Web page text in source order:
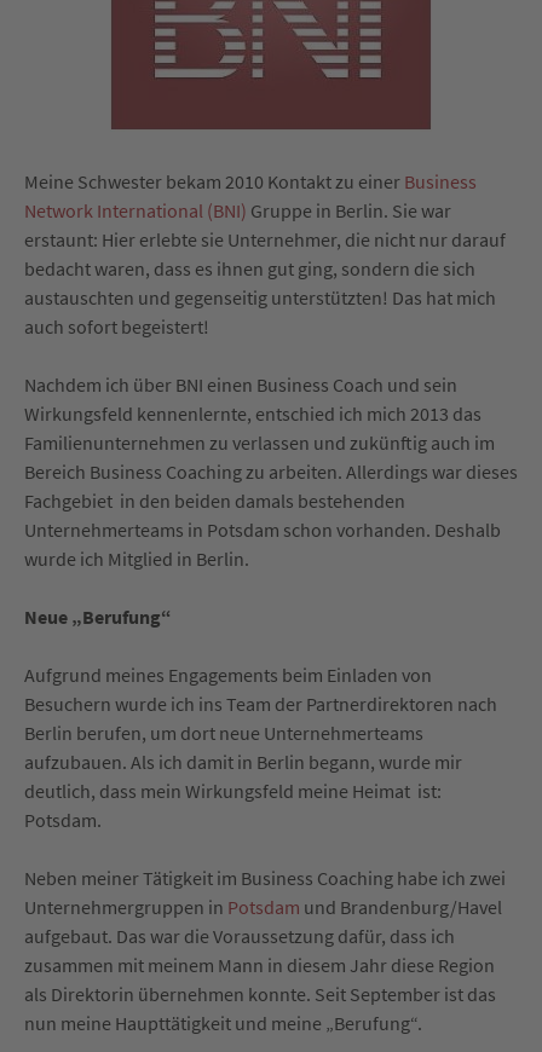
Meine Schwester bekam 2010 Kontakt zu einer Business
Network International (BNI) Gruppe in Berlin. Sie war
erstaunt: Hier erlebte sie Unternehmer, die nicht nur darauf
bedacht waren, dass es ihnen gut ging, sondern die sich
austauschten und gegenseitig unterstützten! Das hat mich
auch sofort begeistert!
Nachdem ich über BNI einen Business Coach und sein
Wirkungsfeld kennenlernte, entschied ich mich 2013 das
Familienunternehmen zu verlassen und zukünftig auch im
Bereich Business Coaching zu arbeiten. Allerdings war dieses
Fachgebiet in den beiden damals bestehenden
Unternehmerteams in Potsdam schon vorhanden. Deshalb
wurde ich Mitglied in Berlin.
Neue „Berufung“
Aufgrund meines Engagements beim Einladen von
Besuchern wurde ich ins Team der Partnerdirektoren nach
Berlin berufen, um dort neue Unternehmerteams
aufzubauen. Als ich damit in Berlin begann, wurde mir
deutlich, dass mein Wirkungsfeld meine Heimat ist:
Potsdam.
Neben meiner Tätigkeit im Business Coaching habe ich zwei
Unternehmergruppen in Potsdam und Brandenburg/Havel
aufgebaut. Das war die Voraussetzung dafür, dass ich
zusammen mit meinem Mann in diesem Jahr diese Region
als Direktorin übernehmen konnte. Seit September ist das
nun meine Haupttätigkeit und meine „Berufung“.